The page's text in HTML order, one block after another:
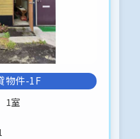
〒030-0813 青
ませ。
ーティング対応場
、貸主様が適宜に
で
ん(⋈◍＞◡＜◍)。
。
物件-1F
室